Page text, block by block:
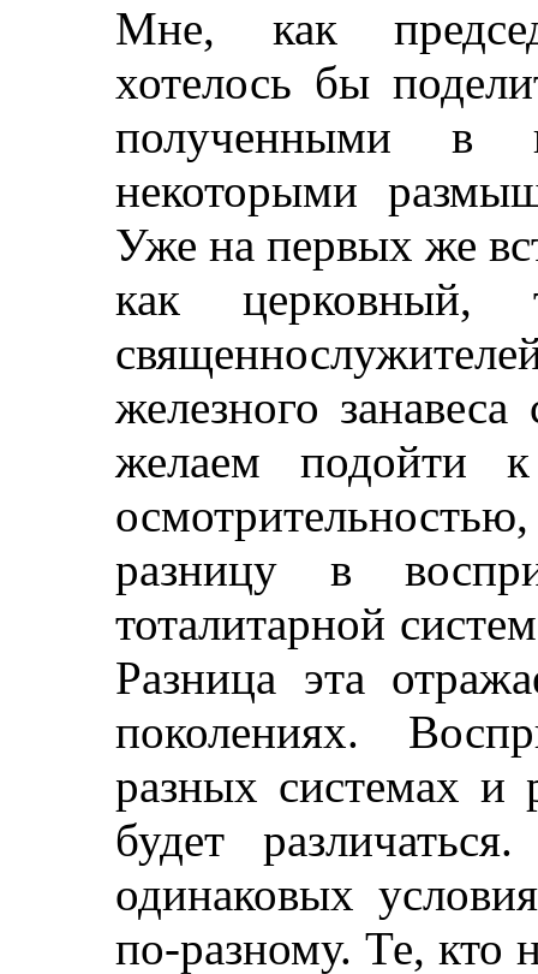
Мне, как
хотелось бы
полученными в
некоторыми
Уже на первых же
как
железного
желаем подойти
разницу в
тоталитарной
Разница эта
поколениях.
разных системах и
будет
одинаковых
по-разному. Те, кто